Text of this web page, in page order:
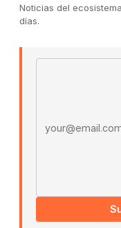
Publicidad
Es La Hora de
Políticas De
Noticias del
días.